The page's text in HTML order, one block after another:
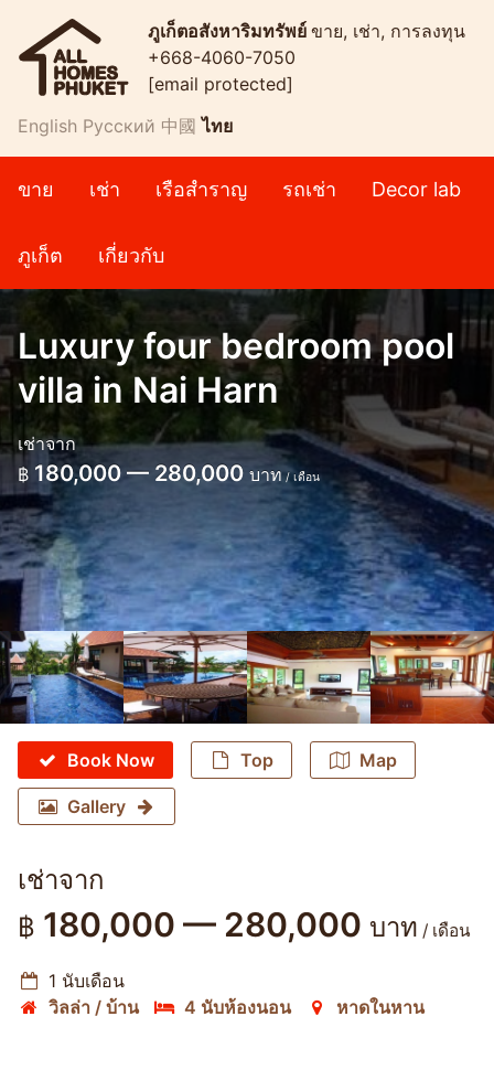
ภูเก็ตอสังหาริมทรัพย์ ขาย, เช่า, การลงทุน
+668-4060-7050
[email protected]
English Русский 中國 ไทย
ขาย เช่า เรือสำราญ รถเช่า Decor lab
ภูเก็ต เกี่ยวกับ
Luxury four bedroom pool
villa in Nai Harn
เช่าจาก
฿ 180,000 — 280,000 บาท / เดือน
Book Now Top Map
Gallery
เช่าจาก
฿ 180,000 — 280,000 บาท / เดือน
1 นับเดือน
วิลล่า / บ้าน
4 นับห้องนอน หาดในหาน